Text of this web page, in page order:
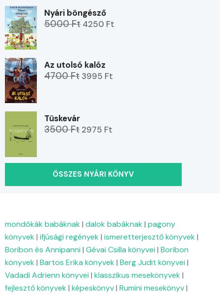
Nyári böngésző
5000 Ft 4250 Ft
Az utolsó kalóz
4700 Ft 3995 Ft
Tüskevár
3500 Ft 2975 Ft
ÖSSZES NYÁRI KÖNYV
mondókák babáknak | dalok babáknak | pagony
könyvek | ifjúsági regények | ismeretterjesztő könyvek |
Boribon és Annipanni | Gévai Csilla könyvei | Boribon
könyvek | Bartos Erika könyvek | Berg Judit könyvei |
Vadadi Adrienn könyvei | klasszikus mesekönyvek |
fejlesztő könyvek | képeskönyv| Rumini mesekönyv|